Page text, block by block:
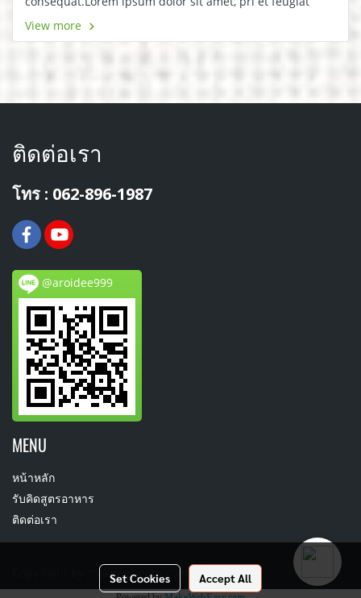
ius. At adhuc solum has.
View more
ติดต่อเรา
โทร : 062-896-1987
@aroidee999
MENU
หน้าหลัก
รับคิดสูตรอาหาร
ติดต่อเรา
Copy right by makewebeasy.com
Set Cookies Accept All